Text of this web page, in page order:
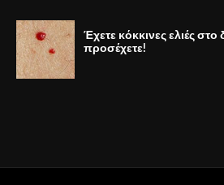
Έχετε κόκκινες ελιές
προσέχετε!